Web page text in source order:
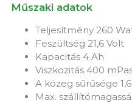
Műszaki adatok
Teljesítmény 260
Feszültség 21,6 Volt
Kapacitás 4 Ah
Viszkozitás 400
A közeg sűrűsége
Max.